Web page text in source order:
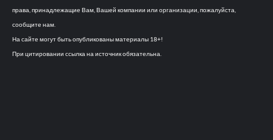
права, принадлежащие Вам, Вашей компании или организации, пожалуйста,
сообщите нам.
На сайте могут быть опубликованы материалы 18+!
При цитировании ссылка на источник обязательна.